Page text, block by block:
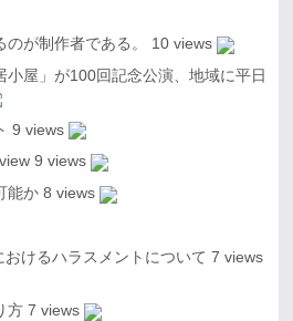
のが制作者である。
10 views
屋」が100回記念公演、地域に平日
9 views
9 views
能か 8 views
おけるハラスメントについて 7 views
方 7 views